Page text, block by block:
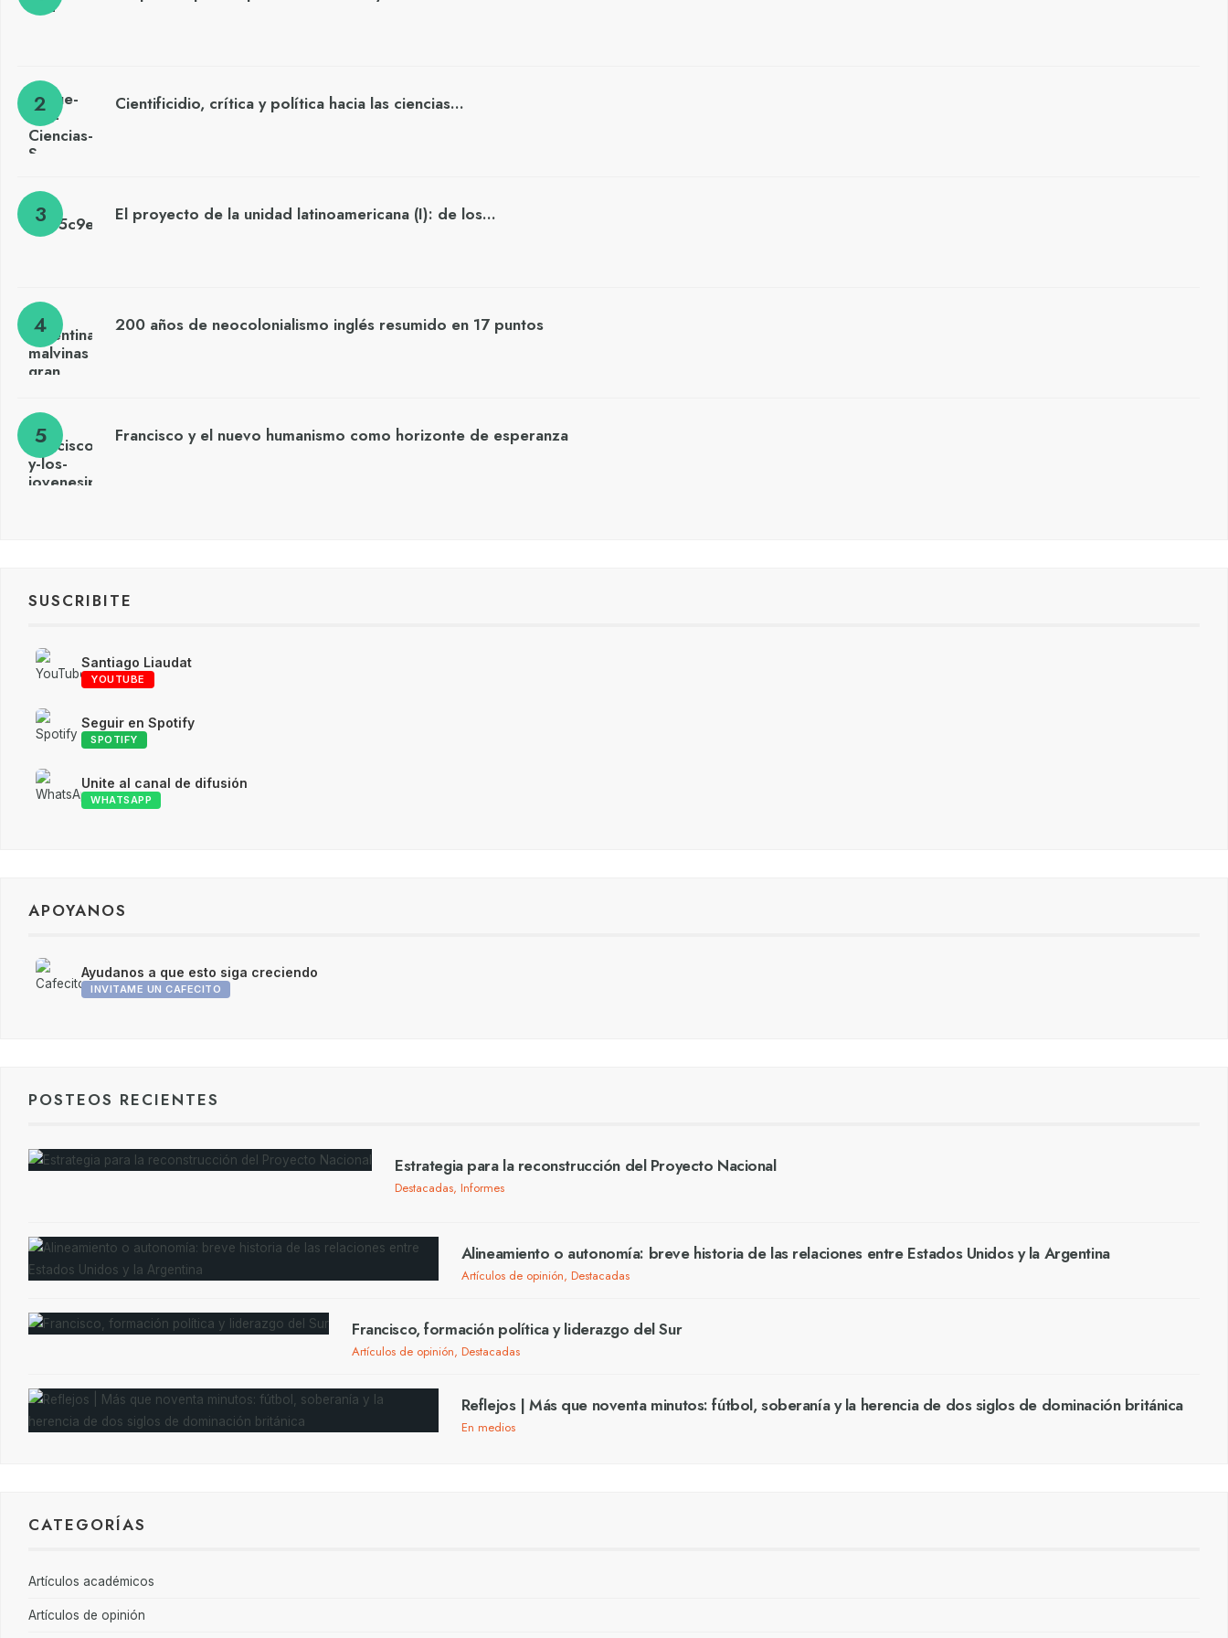
Cientificidio, crítica y política hacia las ciencias…
El proyecto de la unidad latinoamericana (I): de los…
200 años de neocolonialismo inglés resumido en 17 puntos
Francisco y el nuevo humanismo como horizonte de esperanza
SUSCRIBITE
Santiago Liaudat
YOUTUBE
Seguir en Spotify
SPOTIFY
Unite al canal de difusión
WHATSAPP
APOYANOS
Ayudanos a que esto siga creciendo
INVITAME UN CAFECITO
POSTEOS RECIENTES
Estrategia para la reconstrucción del Proyecto Nacional
Destacadas, Informes
Alineamiento o autonomía: breve historia de las relaciones entre Estados Unidos y la Argentina
Artículos de opinión, Destacadas
Francisco, formación política y liderazgo del Sur
Artículos de opinión, Destacadas
Reflejos | Más que noventa minutos: fútbol, soberanía y la herencia de dos siglos de dominación británica
En medios
CATEGORÍAS
Artículos académicos
Artículos de opinión